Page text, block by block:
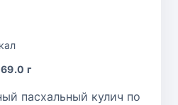
69.0 г
пасхальный кулич по